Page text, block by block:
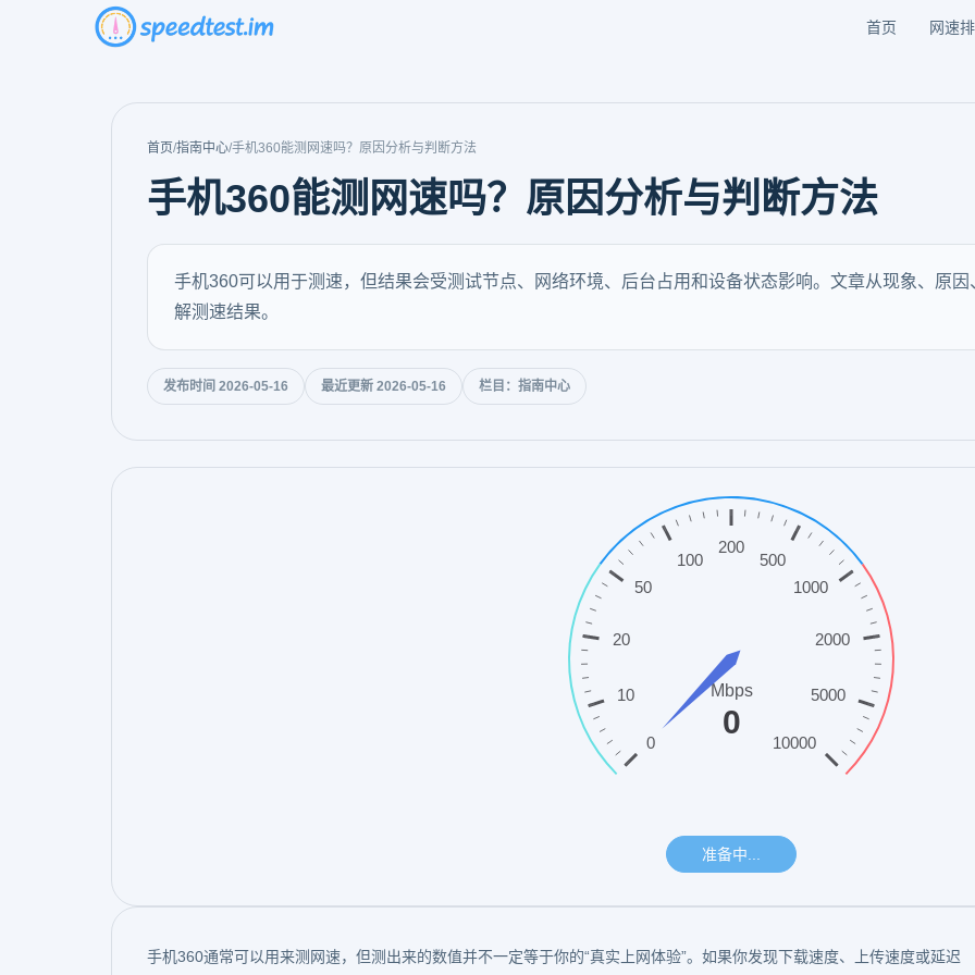
首页 网速
首页/指南中心/手机360能测网速吗？原因分析与判断方法
手机360能测网速吗？原因分析与判断方法
手机360可以用于测速，但结果会受测试节点、网络环境、后台占用和设备状态影响。文章从现象、原
解测速结果。
发布时间 2026-05-16 最近更新 2026-05-16 栏目：指南中心
手机360通常可以用来测网速，但测出来的数值并不一定等于你的“真实上网体验”。如果你发现下载速度、上传速度或延迟